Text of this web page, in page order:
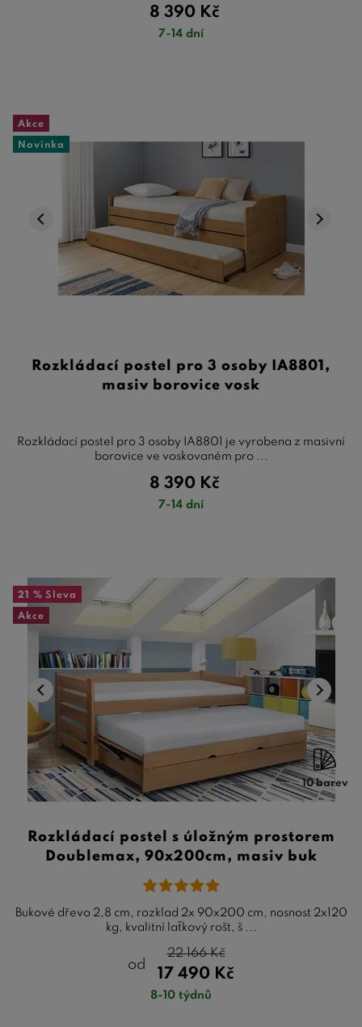
8 390 Kč
7-14 dní
Akce
Novinka
Rozkládací postel pro 3 osoby IA8801,
masiv borovice vosk
Rozkládací postel pro 3 osoby IA8801 je vyrobena z masivní
borovice ve voskovaném pro ...
8 390 Kč
7-14 dní
21 % Sleva
Akce
10 barev
Rozkládací postel s úložným prostorem
Doublemax, 90x200cm, masiv buk
Bukové dřevo 2,8 cm, rozklad 2x 90x200 cm, nosnost 2x120
kg, kvalitní laťkový rošt, š ...
od
17 490 Kč
22 166Kč
8-10 týdnů